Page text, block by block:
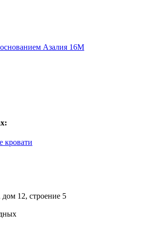
Азалия 16М
кровати
12, строение 5